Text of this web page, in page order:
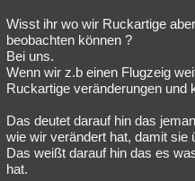
Wisst ihr wo wir Ruckartige
beobachten können ?
Bei uns.
Wenn wir z.b einen Flugzeig
Ruckartige veränderungen und
Das deutet darauf hin das
wie wir verändert hat, damit sie
Das weißt darauf hin das es
hat.